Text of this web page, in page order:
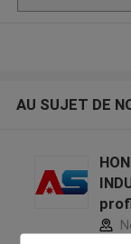
AU SUJET DE